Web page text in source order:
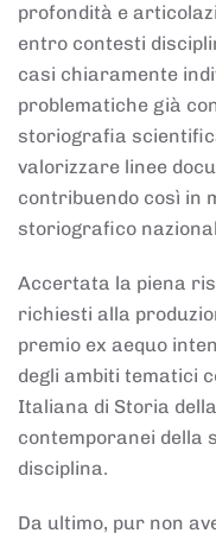
profondità e
entro contesti
casi chiaramente
problematiche già
storiografia
valorizzare linee
contribuendo così in
storiografico
Accertata la piena
richiesti alla
premio ex aequo
degli ambiti tematici
Italiana di Storia
contemporanei della
disciplina.
Da ultimo, pur non